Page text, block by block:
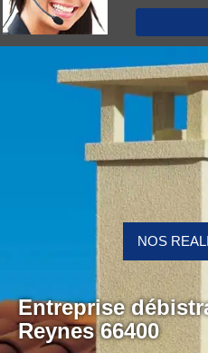
Entreprise
Reynes 66400
NOS